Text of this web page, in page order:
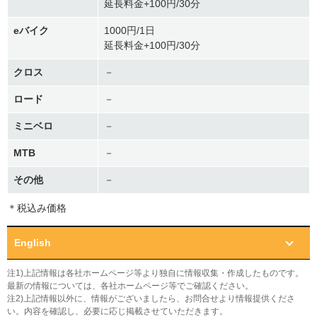
延長料金+100円/30分
eバイク
1000円/1日
延長料金+100円/30分
クロス －
ロード －
ミニベロ －
MTB －
その他 －
＊税込み価格
English
注1)上記情報は各社ホームページ等より独自に情報収集・作成したものです。
最新の情報については、各社ホームページ等でご確認ください。
注2)上記情報以外に、情報がございましたら、お問合せより情報提供くださ
い。内容を確認し、必要に応じ掲載させていただきます。